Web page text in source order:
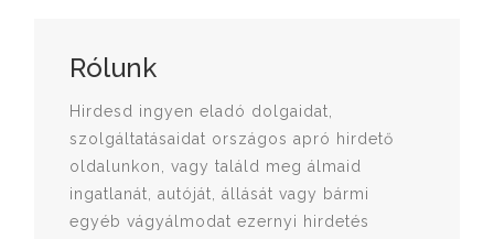
Rólunk
Hirdesd ingyen eladó dolgaidat,
szolgáltatásaidat országos apró hirdető
oldalunkon, vagy találd meg álmaid
ingatlanát, autóját, állását vagy bármi
egyéb vágyálmodat ezernyi hirdetés